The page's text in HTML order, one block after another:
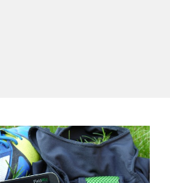
Marketing Event geht in die nächste Runde